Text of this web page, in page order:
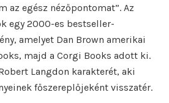
az egész nézőpontomat”. Az
egy 2000-es bestseller-
amelyet Dan Brown amerikai
majd a Corgi Books adott ki.
Langdon karakterét, aki
főszereplőjeként visszatér.